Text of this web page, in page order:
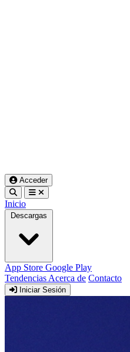
Acceder
Inicio
Descargas
App Store Google Play
Tendencias Acerca de Contacto
Iniciar Sesión